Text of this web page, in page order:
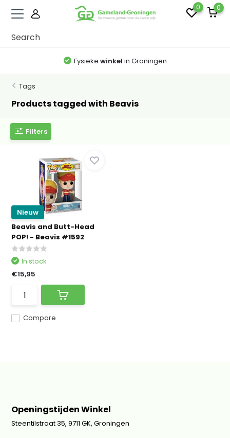
0 0
Fysieke winkel in Groningen
Tags
Products tagged with Beavis
Filters
Nieuw
Beavis and Butt-Head
POP! - Beavis #1592
Compare
In stock
€15,95
Openingstijden Winkel
Steentilstraat 35, 9711 GK, Groningen